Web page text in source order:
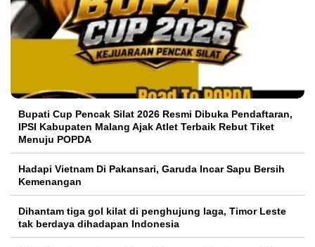
Bupati Cup Pencak Silat 2026 Resmi Dibuka Pendaftaran,
IPSI Kabupaten Malang Ajak Atlet Terbaik Rebut Tiket
Menuju POPDA
Hadapi Vietnam Di Pakansari, Garuda Incar Sapu Bersih
Kemenangan
Dihantam tiga gol kilat di penghujung laga, Timor Leste
tak berdaya dihadapan Indonesia